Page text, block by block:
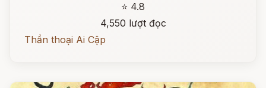
⭐ 4.8
4,550 lượt đọc
Thần thoại Ai Cập